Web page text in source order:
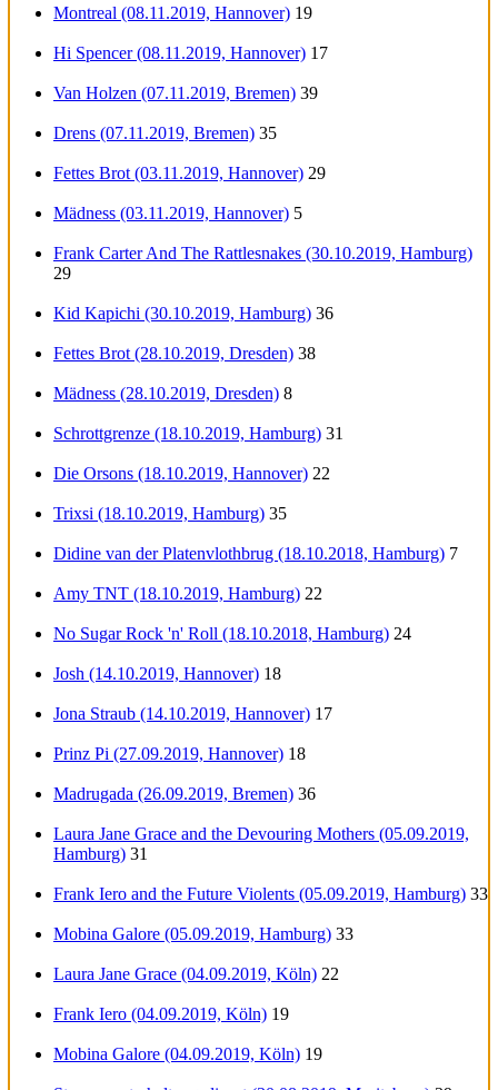
Montreal (08.11.2019, Hannover) 19
Hi Spencer (08.11.2019, Hannover) 17
Van Holzen (07.11.2019, Bremen) 39
Drens (07.11.2019, Bremen) 35
Fettes Brot (03.11.2019, Hannover) 29
Mädness (03.11.2019, Hannover) 5
Frank Carter And The Rattlesnakes (30.10.2019, Hamburg)
29
Kid Kapichi (30.10.2019, Hamburg) 36
Fettes Brot (28.10.2019, Dresden) 38
Mädness (28.10.2019, Dresden) 8
Schrottgrenze (18.10.2019, Hamburg) 31
Die Orsons (18.10.2019, Hannover) 22
Trixsi (18.10.2019, Hamburg) 35
Didine van der Platenvlothbrug (18.10.2018, Hamburg) 7
Amy TNT (18.10.2019, Hamburg) 22
No Sugar Rock 'n' Roll (18.10.2018, Hamburg) 24
Josh (14.10.2019, Hannover) 18
Jona Straub (14.10.2019, Hannover) 17
Prinz Pi (27.09.2019, Hannover) 18
Madrugada (26.09.2019, Bremen) 36
Laura Jane Grace and the Devouring Mothers (05.09.2019,
Hamburg) 31
Frank Iero and the Future Violents (05.09.2019, Hamburg) 33
Mobina Galore (05.09.2019, Hamburg) 33
Laura Jane Grace (04.09.2019, Köln) 22
Frank Iero (04.09.2019, Köln) 19
Mobina Galore (04.09.2019, Köln) 19